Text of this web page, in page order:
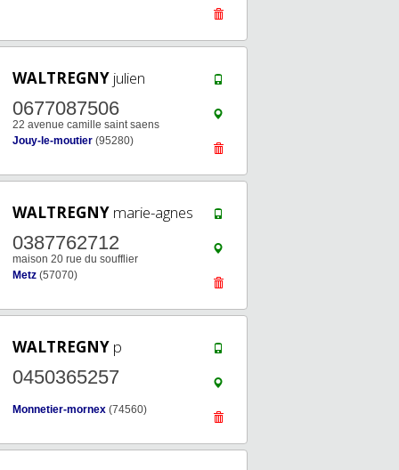
WALTREGNY julien
0677087506
22 avenue camille saint saens
Jouy-le-moutier (95280)
WALTREGNY marie-agnes
0387762712
maison 20 rue du soufflier
Metz (57070)
WALTREGNY p
0450365257
Monnetier-mornex (74560)